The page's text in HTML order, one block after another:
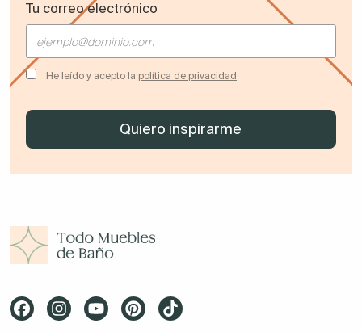
Tu correo electrónico
He leído y acepto la política de privacidad